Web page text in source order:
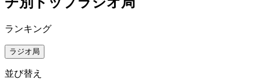
ランキング
ラジオ局
並び替え